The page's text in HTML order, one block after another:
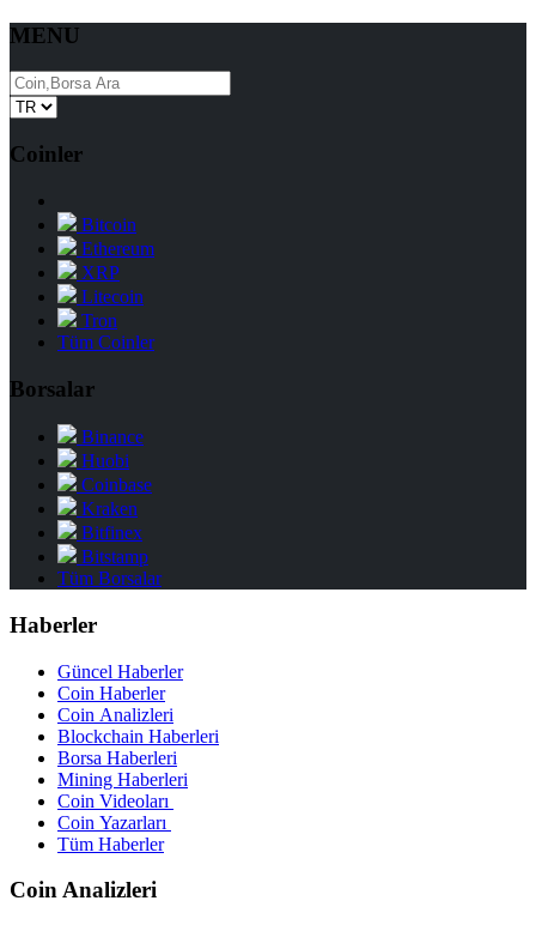
MENU
Coinler
Bitcoin
Ethereum
XRP
Litecoin
Tron
Tüm Coinler
Borsalar
Binance
Huobi
Coinbase
Kraken
Bitfinex
Bitstamp
Tüm Borsalar
Haberler
Güncel Haberler
Coin Haberler
Coin Analizleri
Blockchain Haberleri
Borsa Haberleri
Mining Haberleri
Coin Videoları
Coin Yazarları
Tüm Haberler
Coin Analizleri